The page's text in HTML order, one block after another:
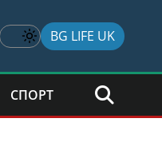
BG LIFE UK
СПОРТ